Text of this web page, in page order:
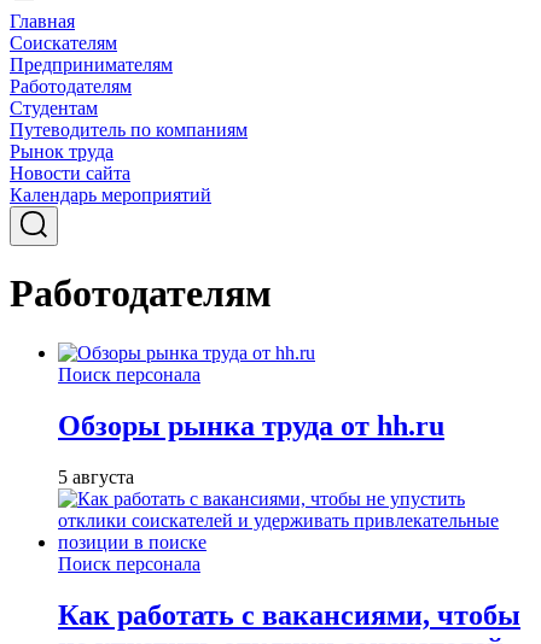
Главная
Соискателям
Предпринимателям
Работодателям
Студентам
Путеводитель по компаниям
Рынок труда
Новости сайта
Календарь мероприятий
Работодателям
Поиск персонала
Обзоры рынка труда от hh.ru
5 августа
Поиск персонала
Как работать с вакансиями, чтобы